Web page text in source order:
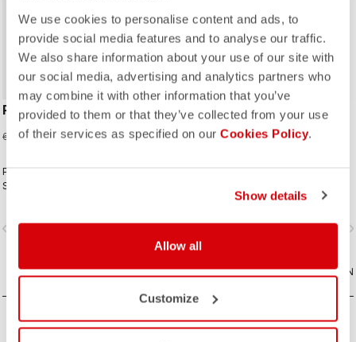
We use cookies to personalise content and ads, to
provide social media features and to analyse our traffic.
We also share information about your use of our site with
our social media, advertising and analytics partners who
may combine it with other information that you’ve
provided to them or that they’ve collected from your use
of their services as specified on our Cookies Policy.
Show details
Allow all
Customize
PREMIO EVO W GLOVE
60,00 € 36,00 €
Premium-Tragekomfort. Premium-
Style. Premium-Performance.
VERGLEICHEN
PREMIO EVO W 12 SOCK
19,95 € 7,98 €
VERGLEICHEN